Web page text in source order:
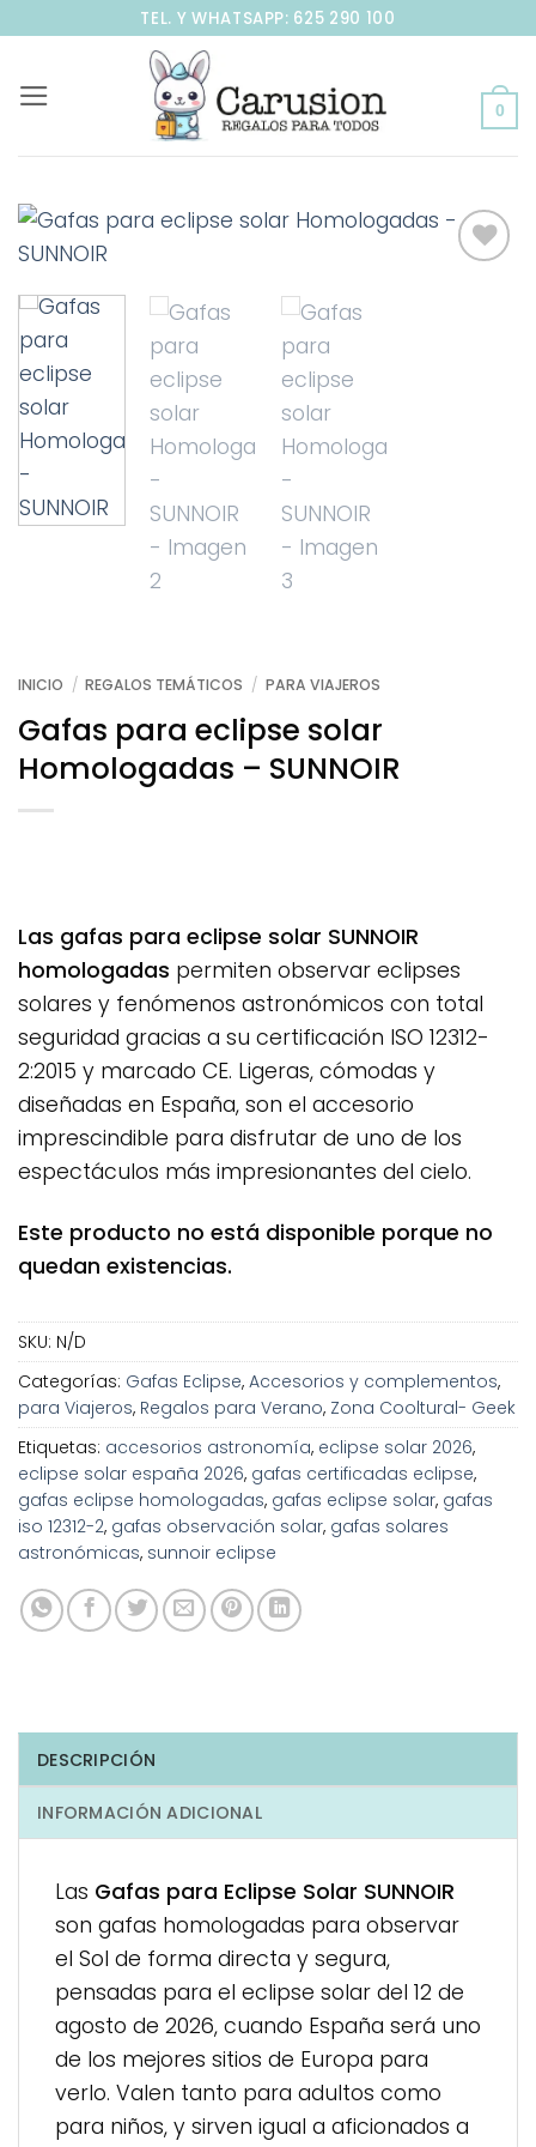
contenido
TEL. Y WHATSAPP: 625 290 100
0
INICIO / REGALOS TEMÁTICOS / PARA VIAJEROS
Gafas para eclipse solar
Homologadas – SUNNOIR
Las gafas para eclipse solar SUNNOIR
homologadas permiten observar eclipses
solares y fenómenos astronómicos con total
seguridad gracias a su certificación ISO 12312-
2:2015 y marcado CE. Ligeras, cómodas y
diseñadas en España, son el accesorio
imprescindible para disfrutar de uno de los
espectáculos más impresionantes del cielo.
Este producto no está disponible porque no
quedan existencias.
SKU: N/D
Categorías: Gafas Eclipse, Accesorios y complementos,
para Viajeros, Regalos para Verano, Zona Cooltural- Geek
Etiquetas: accesorios astronomía, eclipse solar 2026,
eclipse solar españa 2026, gafas certificadas eclipse,
gafas eclipse homologadas, gafas eclipse solar, gafas
iso 12312-2, gafas observación solar, gafas solares
astronómicas, sunnoir eclipse
DESCRIPCIÓN
INFORMACIÓN ADICIONAL
Las Gafas para Eclipse Solar SUNNOIR
son gafas homologadas para observar
el Sol de forma directa y segura,
pensadas para el eclipse solar del 12 de
agosto de 2026, cuando España será uno
de los mejores sitios de Europa para
verlo. Valen tanto para adultos como
para niños, y sirven igual a aficionados a